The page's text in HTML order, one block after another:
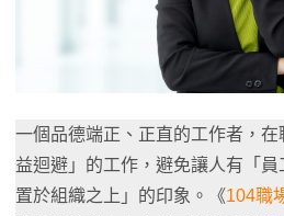
一個品德端正、正直的工作者，在
益迴避」的工作，避免讓人有「
置於組織之上」的印象。《104職